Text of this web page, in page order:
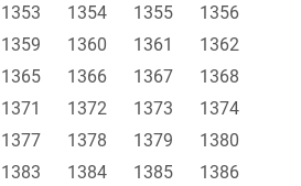
1353 1354 1355
1356
1359 1360 1361
1362
1365 1366 1367
1368
1371 1372 1373
1374
1377 1378 1379
1380
1383 1384 1385
1386